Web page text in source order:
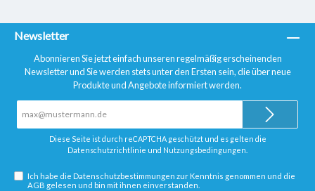
Newsletter
Abonnieren Sie jetzt einfach unseren regelmäßig erscheinenden
Newsletter und Sie werden stets unter den Ersten sein, die über neue
Produkte und Angebote informiert werden.
Adresse*
Diese Seite ist durch reCAPTCHA geschützt und es gelten die
Datenschutzrichtlinie und Nutzungsbedingungen
Ich habe dieDatenschutzbestimmungen zur Kenntnis genommen und die
AGB gelesen und bin mit ihnen einverstanden.